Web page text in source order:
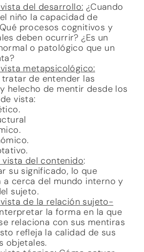
del desarrollo: ¿Cuando
niño la capacidad de
procesos cognitivos y
deben ocurrir? ¿Es un
o patológico que un
metapsicológico:
tratar de entender las
helecho de mentir desde los
vista:
vista del contenido:
su significado, lo que
a cerca del mundo interno y
sujeto.
de la relación sujeto-
la forma en la que
relaciona con sus mentiras
refleja la calidad de sus
objetales.